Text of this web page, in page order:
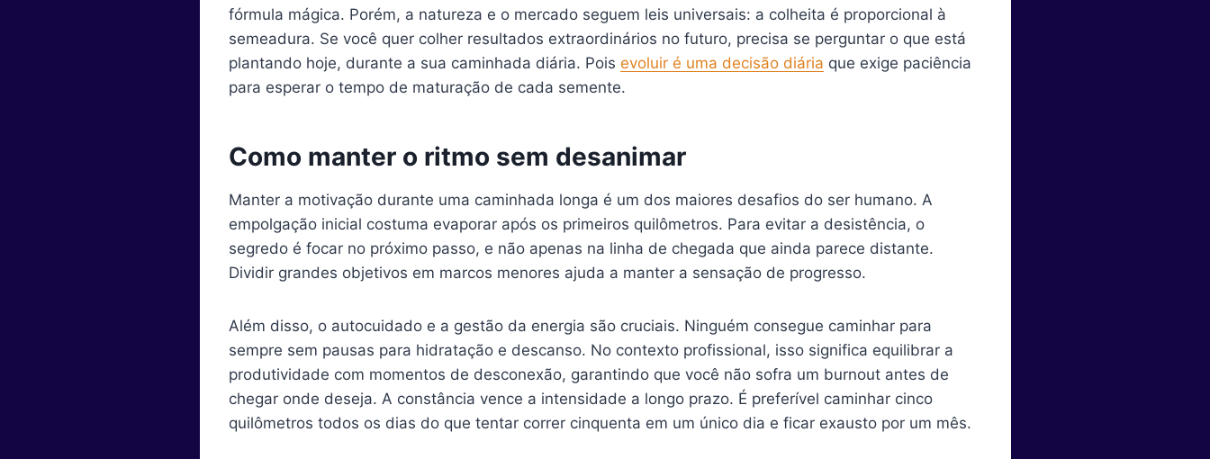
fórmula mágica. Porém, a natureza e o mercado seguem leis universais: a colheita é proporcional à
semeadura. Se você quer colher resultados extraordinários no futuro, precisa se perguntar o que está
plantando hoje, durante a sua caminhada diária. Pois evoluir é uma decisão diária que exige paciência
para esperar o tempo de maturação de cada semente.
Como manter o ritmo sem desanimar
Manter a motivação durante uma caminhada longa é um dos maiores desafios do ser humano. A
empolgação inicial costuma evaporar após os primeiros quilômetros. Para evitar a desistência, o
segredo é focar no próximo passo, e não apenas na linha de chegada que ainda parece distante.
Dividir grandes objetivos em marcos menores ajuda a manter a sensação de progresso.
Além disso, o autocuidado e a gestão da energia são cruciais. Ninguém consegue caminhar para
sempre sem pausas para hidratação e descanso. No contexto profissional, isso significa equilibrar a
produtividade com momentos de desconexão, garantindo que você não sofra um burnout antes de
chegar onde deseja. A constância vence a intensidade a longo prazo. É preferível caminhar cinco
quilômetros todos os dias do que tentar correr cinquenta em um único dia e ficar exausto por um mês.